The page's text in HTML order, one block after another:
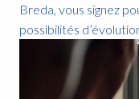
Breda, vous signez
possibilités